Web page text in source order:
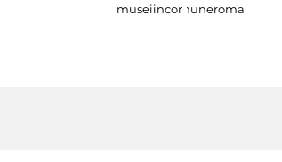
museiincomuneroma